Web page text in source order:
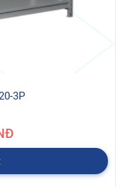
mua giá tài liệu
liệu thất Hòa Phát là:
nhà sản xuất.
xuất mà do lỗi của
3P